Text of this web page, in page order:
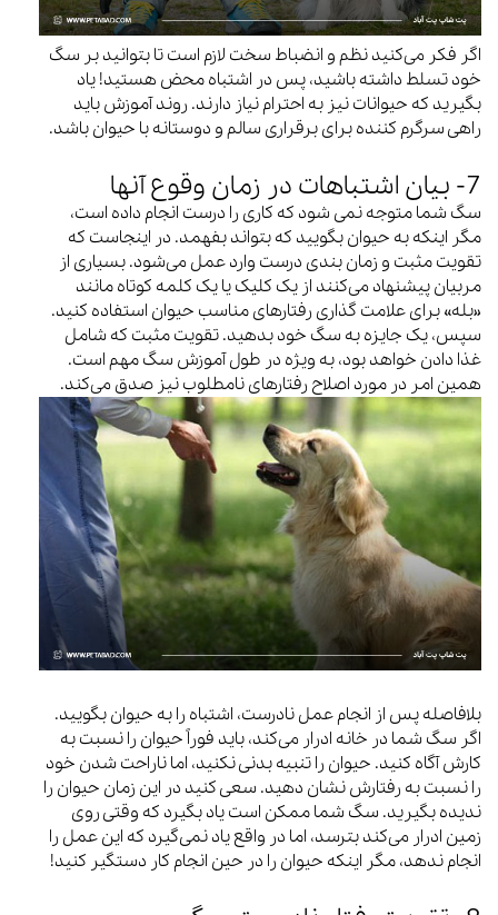
اگر فکر می‌کنید نظم و انضباط سخت لازم است تا بتوانید بر سگ
خود تسلط داشته باشید، پس در اشتباه محض هستید! یاد
بگیرید که حیوانات نیز به احترام نیاز دارند. روند آموزش باید
راهی سرگرم کننده برای برقراری سالم و دوستانه با حیوان باشد.
7- بیان اشتباهات در زمان وقوع آنها
سگ شما متوجه نمی شود که کاری را درست انجام داده است،
مگر اینکه به حیوان بگویید که بتواند بفهمد. در اینجاست که
تقویت مثبت و زمان بندی درست وارد عمل می‌شود. بسیاری از
مربیان پیشنهاد می‌کنند از یک کلیک یا یک کلمه کوتاه مانند
«بله» برای علامت گذاری رفتارهای مناسب حیوان استفاده کنید.
سپس، یک جایزه به سگ خود بدهید. تقویت مثبت که شامل
غذا دادن خواهد بود، به ویژه در طول آموزش سگ مهم است.
همین امر در مورد اصلاح رفتارهای نامطلوب نیز صدق می‌کند.
بلافاصله پس از انجام عمل نادرست، اشتباه را به حیوان بگویید.
اگر سگ شما در خانه ادرار می‌کند، باید فوراً حیوان را نسبت به
کارش آگاه کنید. حیوان را تنبیه بدنی نکنید، اما ناراحت شدن خود
را نسبت به رفتارش نشان دهید. سعی کنید در این زمان حیوان را
ندیده بگیرید. سگ شما ممکن است یاد بگیرد که وقتی روی
زمین ادرار می‌کند بترسد، اما در واقع یاد نمی‌گیرد که این عمل را
انجام ندهد، مگر اینکه حیوان را در حین انجام کار دستگیر کنید!